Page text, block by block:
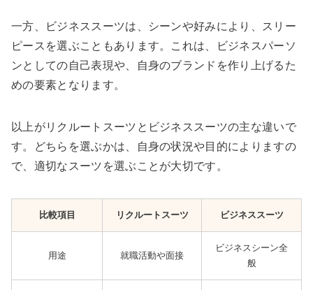
一方、ビジネススーツは、シーンや好みにより、スリー
ピースを選ぶこともあります。これは、ビジネスパーソ
ンとしての自己表現や、自身のブランドを作り上げるた
めの要素となります。
以上がリクルートスーツとビジネススーツの主な違いで
す。どちらを選ぶかは、自身の状況や目的によりますの
で、適切なスーツを選ぶことが大切です。
比較項目 リクルートスーツ ビジネススーツ
用途 就職活動や面接
ビジネスシーン全
般